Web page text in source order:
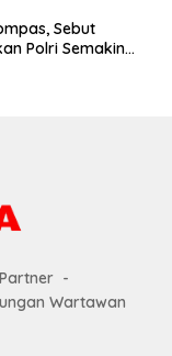
Sebut
Polri Semakin
Wartawan